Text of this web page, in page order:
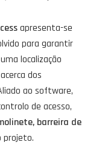
apresenta-se
para garantir
localização
dos
ao software,
de acesso,
barreira de
projeto.